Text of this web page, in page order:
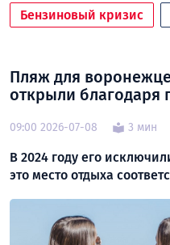
Бензиновый кризис
Пляж для
открыли благодаря
09:00 2026-07-08 3 мин
В 2024 году его
это место отдыха